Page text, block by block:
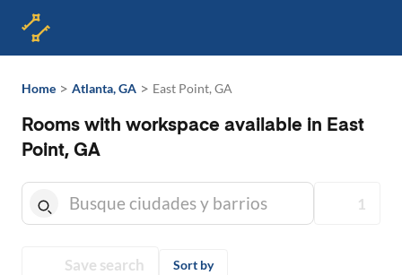
Home > Atlanta, GA > East Point, GA
Rooms with workspace available in East
Point, GA
1
Save search Sort by